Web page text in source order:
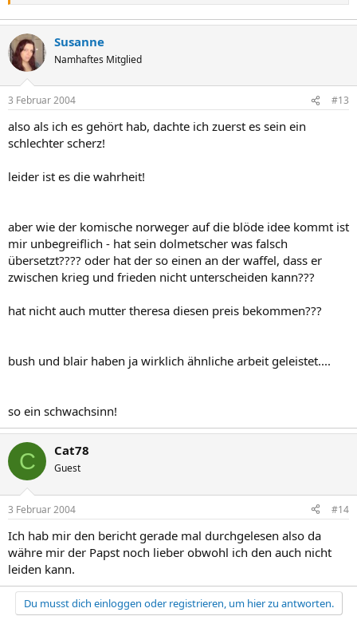
Susanne
Namhaftes Mitglied
3 Februar 2004 #13
also als ich es gehört hab, dachte ich zuerst es sein ein
schlechter scherz!
leider ist es die wahrheit!
aber wie der komische norweger auf die blöde idee kommt ist
mir unbegreiflich - hat sein dolmetscher was falsch
übersetzt???? oder hat der so einen an der waffel, dass er
zwischen krieg und frieden nicht unterscheiden kann???
hat nicht auch mutter theresa diesen preis bekommen???
bush und blair haben ja wirklich ähnliche arbeit geleistet....
so ein schwachsinn!
C Cat78
Guest
3 Februar 2004 #14
Ich hab mir den bericht gerade mal durchgelesen also da
währe mir der Papst noch lieber obwohl ich den auch nicht
leiden kann.
Du musst dich einloggen oder registrieren, um hier zu antworten.